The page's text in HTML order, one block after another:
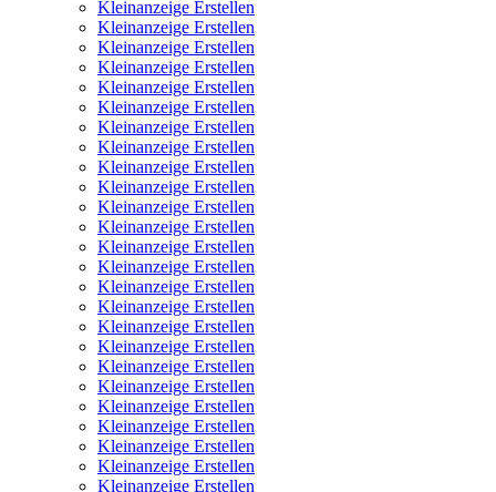
Kleinanzeige Erstellen
Kleinanzeige Erstellen
Kleinanzeige Erstellen
Kleinanzeige Erstellen
Kleinanzeige Erstellen
Kleinanzeige Erstellen
Kleinanzeige Erstellen
Kleinanzeige Erstellen
Kleinanzeige Erstellen
Kleinanzeige Erstellen
Kleinanzeige Erstellen
Kleinanzeige Erstellen
Kleinanzeige Erstellen
Kleinanzeige Erstellen
Kleinanzeige Erstellen
Kleinanzeige Erstellen
Kleinanzeige Erstellen
Kleinanzeige Erstellen
Kleinanzeige Erstellen
Kleinanzeige Erstellen
Kleinanzeige Erstellen
Kleinanzeige Erstellen
Kleinanzeige Erstellen
Kleinanzeige Erstellen
Kleinanzeige Erstellen